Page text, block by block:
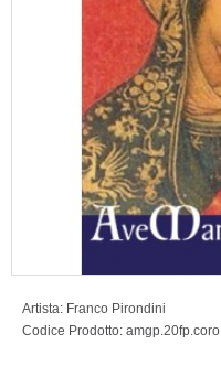
Artista: Franco Pirondini
Codice Prodotto: amgp.20fp.coro